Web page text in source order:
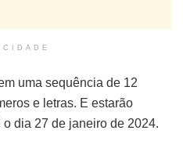
uma sequência de 12
e letras. E estarão
dia 27 de janeiro de 2024.